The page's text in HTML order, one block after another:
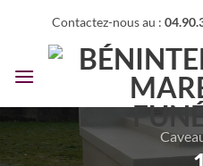
contenu
Contactez-nous au :